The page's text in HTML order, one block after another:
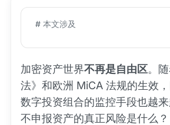
# 本文涉及
加密资产世界不再是自由区。
法》和欧洲 MiCA 法规的生效
数字投资组合的监控手段也越来
不申报资产的真正风险是什么？